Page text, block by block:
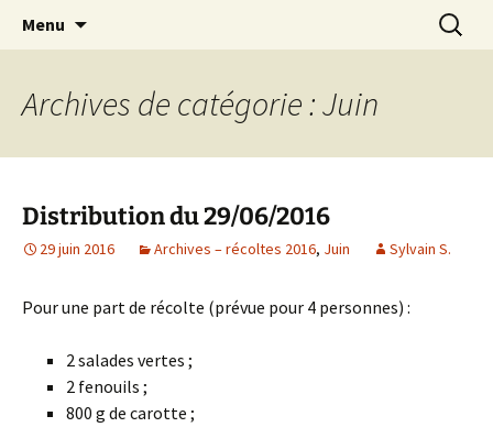
SAULXGOOD!
AMAP de Saulx-les-Chartreux, paniers bio
Menu
Archives de catégorie : Juin
Distribution du 29/06/2016
29 juin 2016 Archives – récoltes 2016, Juin Sylvain S.
Pour une part de récolte (prévue pour 4 personnes) :
2 salades vertes ;
2 fenouils ;
800 g de carotte ;